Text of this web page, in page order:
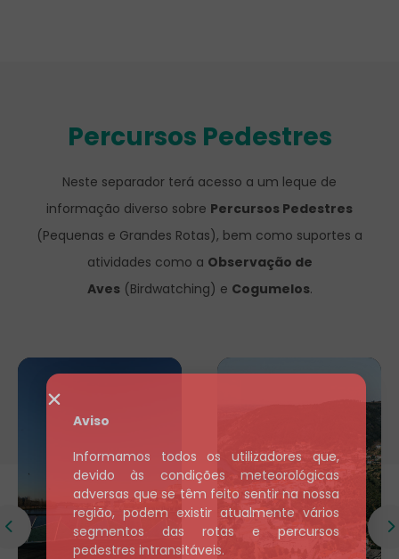
Percursos Pedestres
Neste separador terá acesso a um leque de
informação diverso sobre Percursos Pedestres
(Pequenas e Grandes Rotas), bem como suportes a
atividades como a Observação de
Aves(Birdwatching) e Cogumelos.
Aviso
Informamos todos os utilizadores que,
devido às condições meteorológicas
adversas que se têm feito sentir na nossa
região, podem existir atualmente vários
segmentos das rotas e percursos
pedestres intransitáveis.